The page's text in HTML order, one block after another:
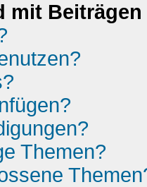
mit
Themen?